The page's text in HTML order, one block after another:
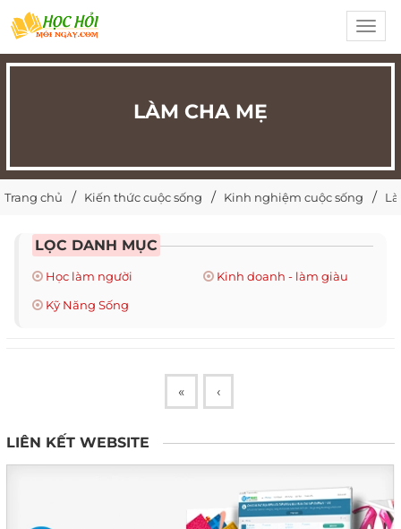
LÀM CHA MẸ
Trang chủ Kiến thức cuộc sống Kinh nghiệm cuộc sống
LỌC DANH MỤC
Học làm người
Kinh doanh - làm giàu
Kỹ Năng Sống
« ‹
LIÊN KẾT WEBSITE